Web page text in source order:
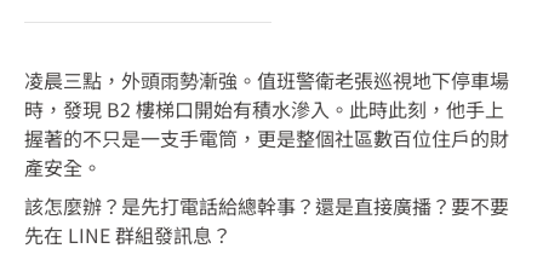
凌晨三點，外頭雨勢漸強。值班警衛老張巡視地下停車場
時，發現 B2 樓梯口開始有積水滲入。此時此刻，他手上
握著的不只是一支手電筒，更是整個社區數百位住戶的財
產安全。
該怎麼辦？是先打電話給總幹事？還是直接廣播？要不要
先在 LINE 群組發訊息？